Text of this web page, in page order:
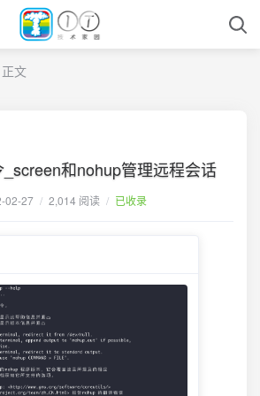
正文
和nohup管理远程会话
02-27 / 2,014 阅读 / 已收录